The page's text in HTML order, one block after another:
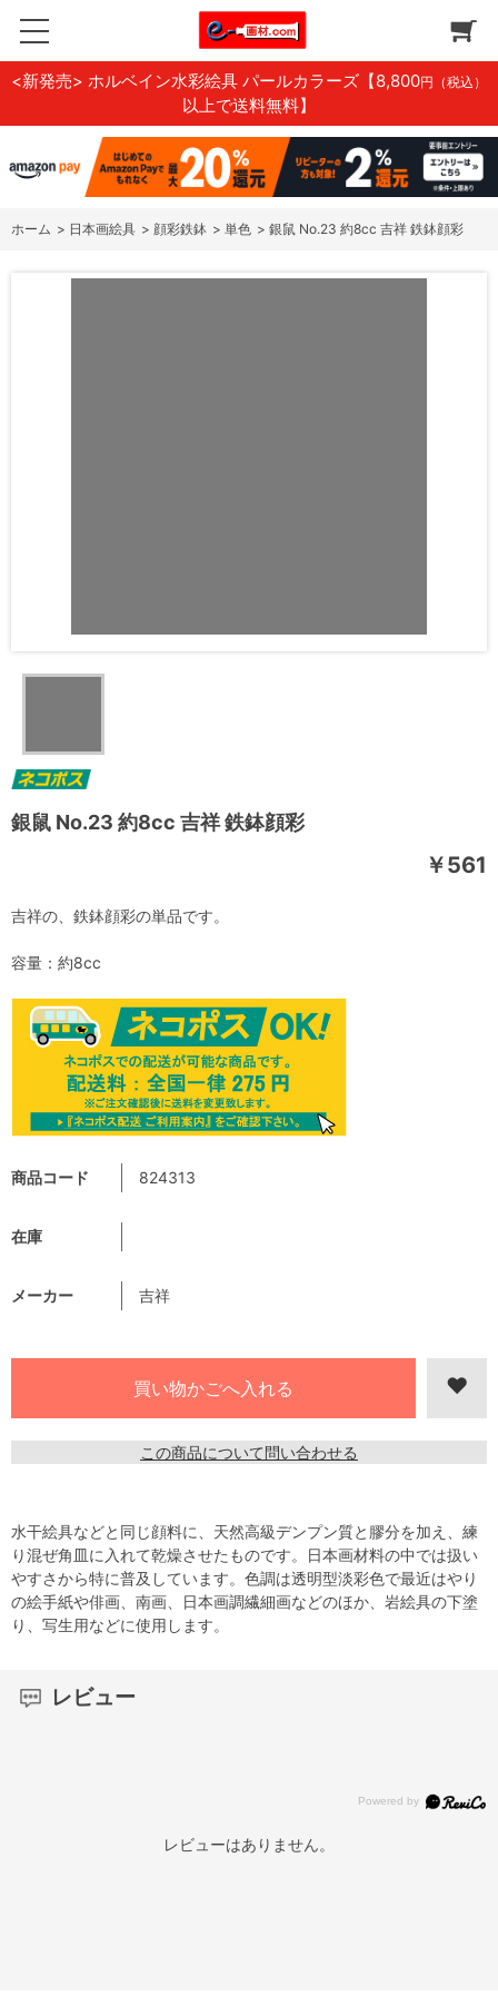
<新発売> ホルベイン水彩絵具 パールカラーズ 【8,800円（税込）
以上で送料無料】
ホーム > 日本画絵具 > 顔彩鉄鉢 > 単色 > 銀鼠 No.23 約8cc 吉祥 鉄鉢顔彩
銀鼠 No.23 約8cc 吉祥 鉄鉢顔彩
￥561
商品コード 824313
在庫
メーカー 吉祥
この商品について問い合わせる
吉祥の、鉄鉢顔彩の単品です。
容量：約8cc
水干絵具などと同じ顔料に、天然高級デンプン質と膠分を加え、練
り混ぜ角皿に入れて乾燥させたものです。日本画材料の中では扱い
やすさから特に普及しています。色調は透明型淡彩色で最近はやり
の絵手紙や俳画、南画、日本画調繊細画などのほか、岩絵具の下塗
り、写生用などに使用します。
レビュー
レビューはありません。